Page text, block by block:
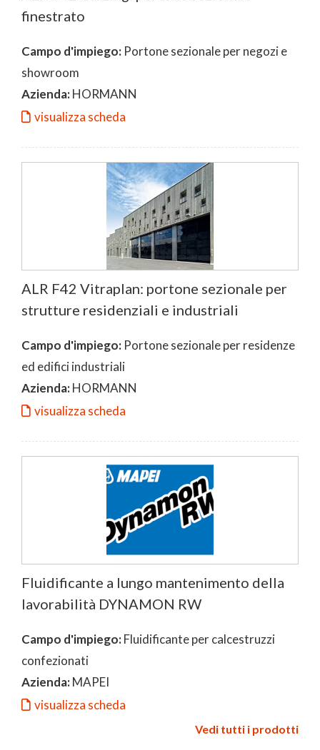
finestrato
Campo d'impiego: Portone sezionale per negozi e
showroom
Azienda:HORMANN
visualizza scheda
ALR F42 Vitraplan: portone sezionale per
strutture residenziali e industriali
Campo d'impiego: Portone sezionale per residenze
ed edifici industriali
Azienda:HORMANN
visualizza scheda
Fluidificante a lungo mantenimento della
lavorabilità DYNAMON RW
Campo d'impiego:Fluidificante per calcestruzzi
confezionati
Azienda:MAPEI
visualizza scheda
Vedi tutti i prodotti